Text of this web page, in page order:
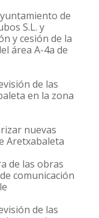
de
S.L. y
y cesión de la
área A-4a de
de las
en la zona
nuevas
Aretxabaleta
de las obras
comunicación
de las